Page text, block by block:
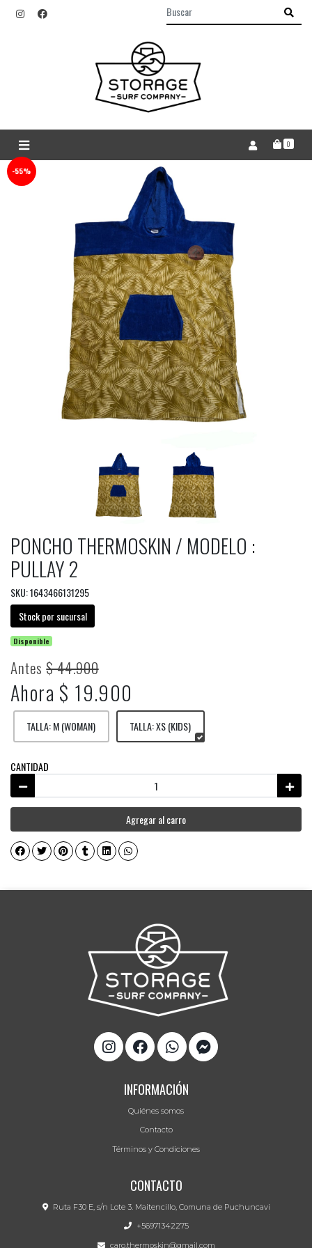
0
-55%
PONCHO THERMOSKIN / MODELO :
PULLAY 2
SKU: 1643466131295
Stock por sucursal
Disponible
Antes$ 44.900
Ahora $ 19.900
TALLA: M (WOMAN) TALLA: XS (KIDS)
CANTIDAD
Agregar al carro
INFORMACIÓN
Quiénes somos
Contacto
Términos y Condiciones
CONTACTO
Ruta F30 E, s/n Lote 3. Maitencillo, Comuna de Puchuncavi
+56971342275
caro.thermoskin@gmail.com